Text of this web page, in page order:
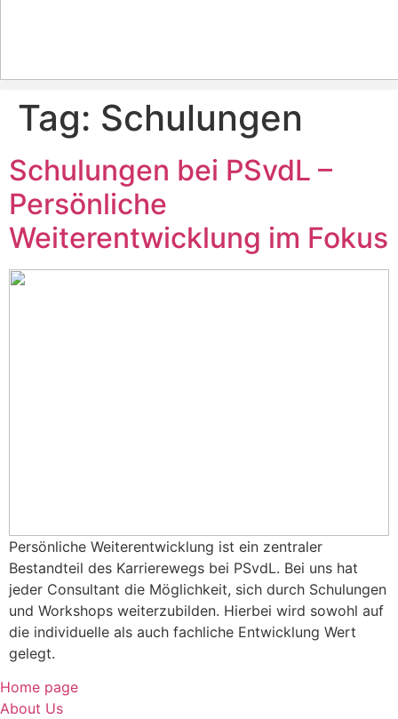
Tag: Schulungen
Schulungen bei PSvdL –
Persönliche
Weiterentwicklung im Fokus
Persönliche Weiterentwicklung ist ein zentraler
Bestandteil des Karrierewegs bei PSvdL. Bei uns hat
jeder Consultant die Möglichkeit, sich durch Schulungen
und Workshops weiterzubilden. Hierbei wird sowohl auf
die individuelle als auch fachliche Entwicklung Wert
gelegt.
Home page
About Us